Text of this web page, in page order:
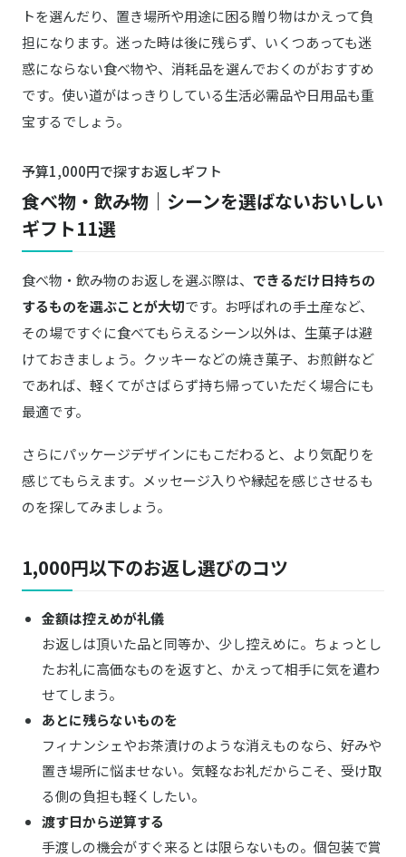
ミドリ
P-51 クリップス ネコ柄 楽天はこちら
中川政七商店
楽天はこちら
cupwomen Amazonはこちら
トを選んだり、置き場所や用途に困る贈り物はかえって負
担になります。迷った時は後に残らず、いくつあっても迷
惑にならない食べ物や、消耗品を選んでおくのがおすすめ
です。使い道がはっきりしている生活必需品や日用品も重
宝するでしょう。
予算1,000円で探すお返しギフト
食べ物・飲み物｜シーンを選ばないおいしい
ギフト11選
食べ物・飲み物のお返しを選ぶ際は、 できるだけ日持ちの
するものを選ぶことが大切です。お呼ばれの手土産など、
その場ですぐに食べてもらえるシーン以外は、生菓子は避
けておきましょう。クッキーなどの焼き菓子、お煎餅など
であれば、軽くてがさばらず持ち帰っていただく場合にも
最適です。
さらにパッケージデザインにもこだわると、より気配りを
感じてもらえます。メッセージ入りや縁起を感じさせるも
のを探してみましょう。
1,000円以下のお返し選びのコツ
金額は控えめが礼儀
お返しは頂いた品と同等か、少し控えめに。ちょっとし
たお礼に高価なものを返すと、かえって相手に気を遣わ
せてしまう。
あとに残らないものを
フィナンシェやお茶漬けのような消えものなら、好みや
置き場所に悩ませない。気軽なお礼だからこそ、受け取
る側の負担も軽くしたい。
渡す日から逆算する
手渡しの機会がすぐ来るとは限らないもの。個包装で賞